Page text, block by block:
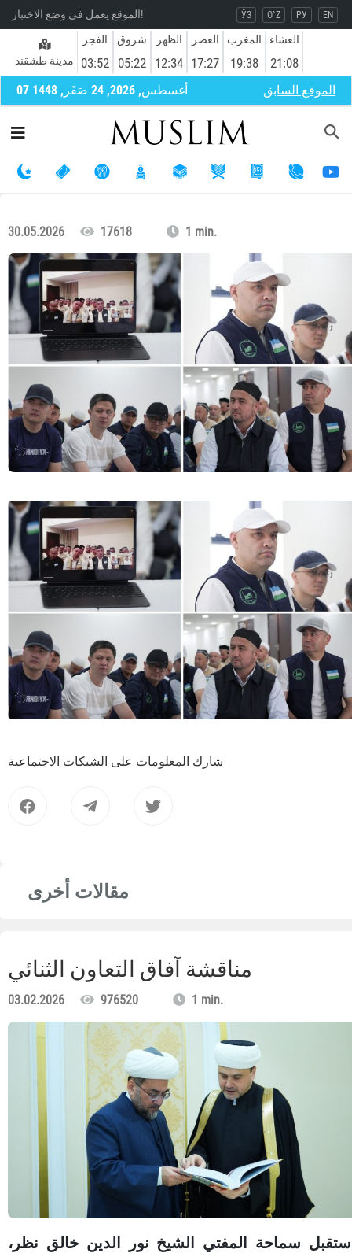
الموقع يعمل في وضع الاختبار! ЎЗ O`Z РУ EN
مدينة طشقند
الفجر
03:52
شروق
05:22
الظهر
12:34
العصر
17:27
المغرب
19:38
العشاء
21:08
07 أغسطس, 2026, 24 صَفَر, 1448 الموقع السابق
30.05.2026 17618 1 min.
شارك المعلومات على الشبكات الاجتماعية
مقالات أخرى
مناقشة آفاق التعاون الثنائي
03.02.2026 976520 1 min.
سماحة المفتي الشيخ نور الدين خالق نظر،